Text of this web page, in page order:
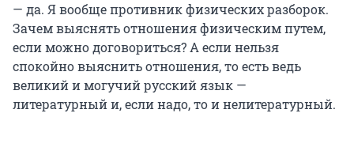
— да. Я вообще противник физических разборок.
Зачем выяснять отношения физическим путем,
если можно договориться? А если нельзя
спокойно выяснить отношения, то есть ведь
великий и могучий русский язык —
литературный и, если надо, то и нелитературный.